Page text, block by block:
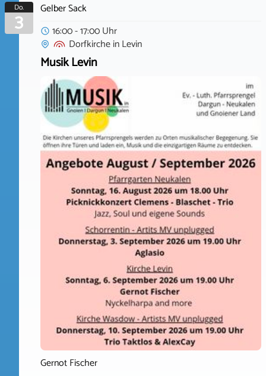
Do.
3
Gelber Sack
16:00 - 17:00 Uhr
DorfkircheinLevin
Musik Levin
Gernot Fischer